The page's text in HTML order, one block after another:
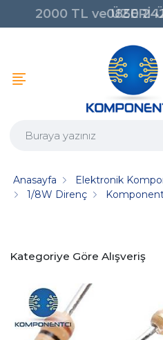
2000 TL ve ÜZERİ
0850
Anasayfa Elektronik
1/8W Direnç
Kategoriye Göre Alışveriş